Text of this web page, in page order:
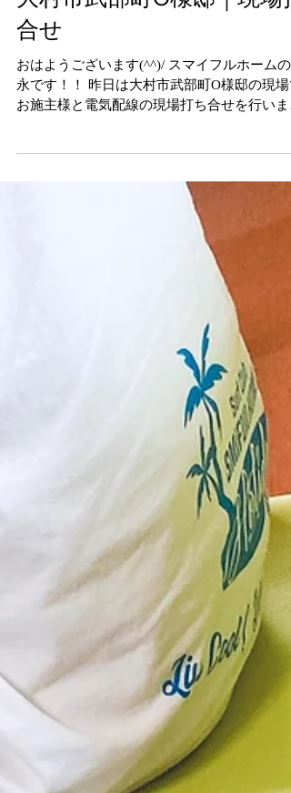
大村市武部町O様邸｜現場
合せ
おはようございます(^^)/ スマイフルホームの
永です！！ 昨日は大村市武部町O様邸の現場
た。 大工さんと電気屋さんにも参加してもら
ージができないので現場を見ながらスイッチ